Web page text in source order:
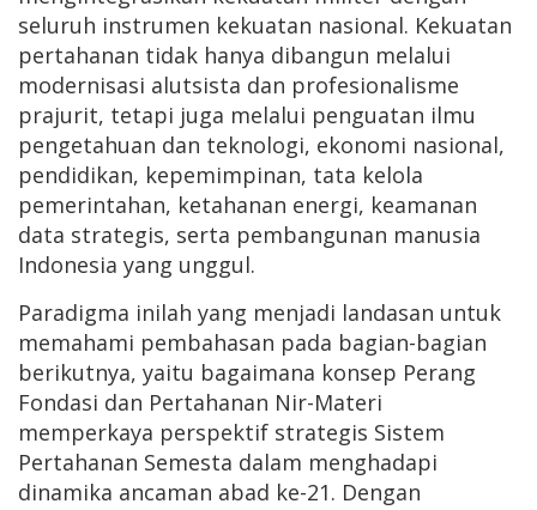
seluruh instrumen kekuatan nasional. Kekuatan
pertahanan tidak hanya dibangun melalui
modernisasi alutsista dan profesionalisme
prajurit, tetapi juga melalui penguatan ilmu
pengetahuan dan teknologi, ekonomi nasional,
pendidikan, kepemimpinan, tata kelola
pemerintahan, ketahanan energi, keamanan
data strategis, serta pembangunan manusia
Indonesia yang unggul.
Paradigma inilah yang menjadi landasan untuk
memahami pembahasan pada bagian-bagian
berikutnya, yaitu bagaimana konsep Perang
Fondasi dan Pertahanan Nir-Materi
memperkaya perspektif strategis Sistem
Pertahanan Semesta dalam menghadapi
dinamika ancaman abad ke-21. Dengan